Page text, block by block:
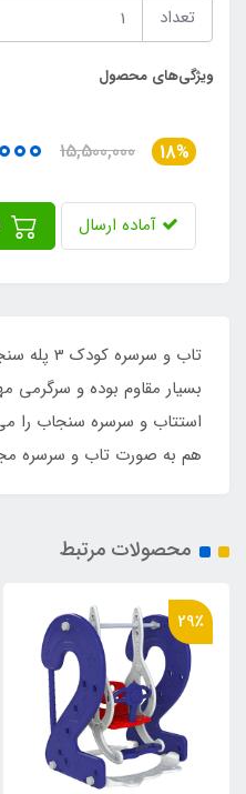
تعداد
ویژگی‌های محصول
18%
15,500,000
آماده ارسال
تاب و
استتاب و سرسره سنجاب را
هم به صورت تاب و سرسره
محصولات مرتبط
29٪